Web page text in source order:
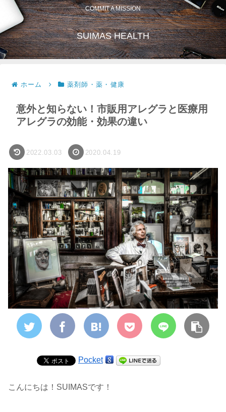
COMMIT A MISSION
SUIMAS HEALTH
ホーム 薬剤師・薬・健康
意外と知らない！市販用アレグラと医療用
アレグラの効能・効果の違い
2022.03.03 2020.04.19
Pocket
こんにちは！SUIMASです！